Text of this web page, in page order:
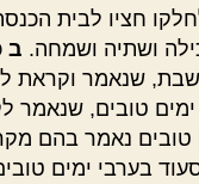
חציו לבית
ושתיה ושמחה. ב
שנאמר וקראת
ימים טובים, שנאמר
טובים נאמר בהם
בערבי ימים